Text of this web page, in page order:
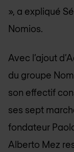
», a expliqué
Nomios.
Avec l’ajout
du groupe
son effectif
ses sept
fondateur
Alberto Mez